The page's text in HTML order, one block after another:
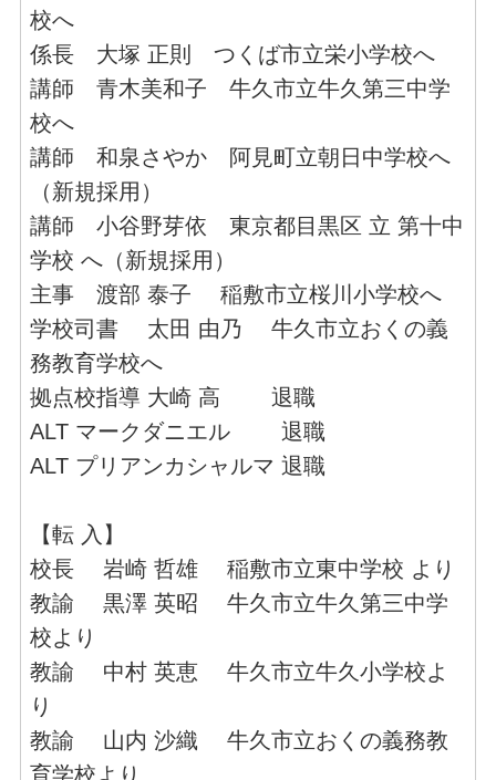
校へ
係長 大塚 正則 つくば市立栄小学校へ
講師 青木美和子 牛久市立牛久第三中学
校へ
講師 和泉さやか 阿見町立朝日中学校へ
（新規採用）
講師 小谷野芽依 東京都目黒区 立 第十中
学校 へ（新規採用）
主事 渡部 泰子 稲敷市立桜川小学校へ
学校司書 太田 由乃 牛久市立おくの義
務教育学校へ
拠点校指導 大崎 高 退職
ALT マークダニエル 退職
ALT プリアンカシャルマ 退職
【転 入】
校長 岩崎 哲雄 稲敷市立東中学校 より
教諭 黒澤 英昭 牛久市立牛久第三中学
校より
教諭 中村 英恵 牛久市立牛久小学校よ
り
教諭 山内 沙織 牛久市立おくの義務教
育学校より